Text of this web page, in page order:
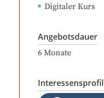
Digitaler Kurs
Angebotsdauer
6 Monate
Interessensprofil